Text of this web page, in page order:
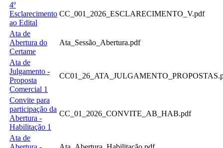
4º
Esclarecimento
ao Edital
CC_001_2026_ESCLARECIMENTO_V.pdf
Ata de
Abertura do
Certame
Ata_Sessão_Abertura.pdf
Ata de
Julgamento -
Proposta
Comercial 1
Convite para
participação da
Abertura -
Habilitação 1
CC_01_2026_CONVITE_AB_HAB.pdf
Ata de